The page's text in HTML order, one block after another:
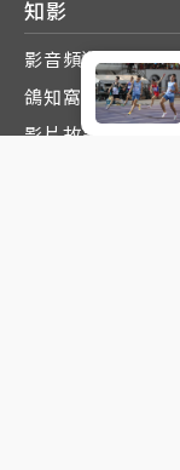
知影
影音頻道
鴿知窩
影片故事